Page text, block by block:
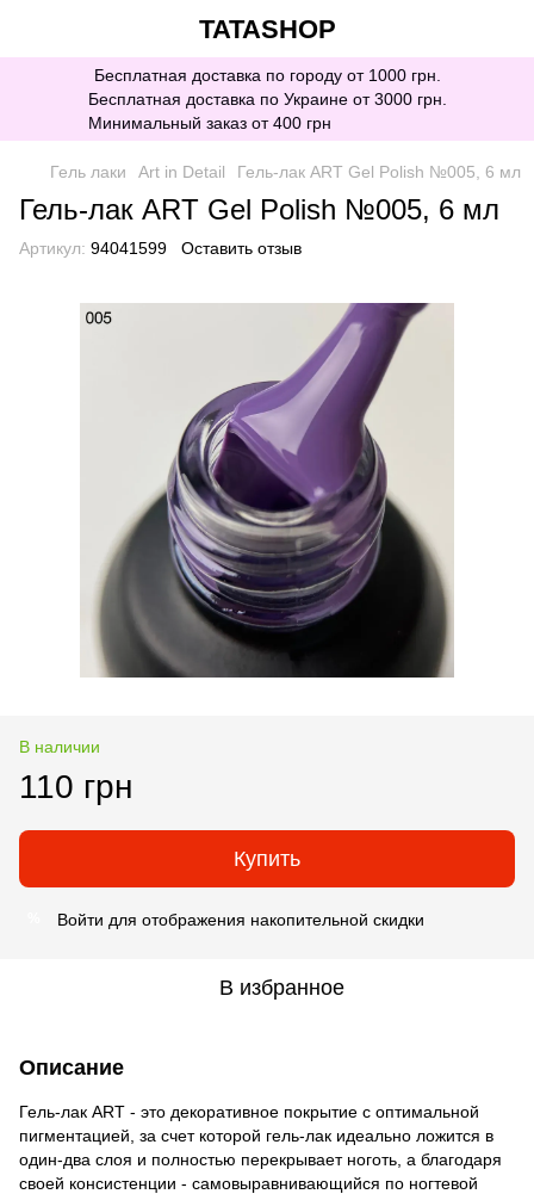
TATASHOP
Бесплатная доставка по городу от 1000 грн.
Бесплатная доставка по Украине от 3000 грн.
Минимальный заказ от 400 грн
Гель лаки Art in Detail Гель-лак ART Gel Polish №005, 6 мл
Гель-лак ART Gel Polish №005, 6 мл
Артикул: 94041599 Оставить отзыв
В наличии
110 грн
Купить
Войти для отображения накопительной скидки
В избранное
Описание
Гель-лак ART - это декоративное покрытие с оптимальной
пигментацией, за счет которой гель-лак идеально ложится в
один-два слоя и полностью перекрывает ноготь, а благодаря
своей консистенции - самовыравнивающийся по ногтевой